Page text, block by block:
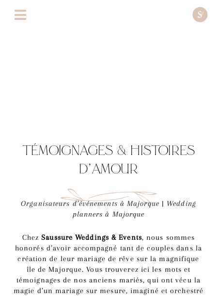
TÉMOIGNAGES & HISTOIRES
D’AMOUR
Organisateurs d’événements à Majorque | Wedding
planners à Majorque
ChezSaussure Weddings & Events, nous sommes
honorés d’avoir accompagné tant de couples dans la
création de leur mariage de rêve sur la magnifique
île de Majorque. Vous trouverez ici les mots et
témoignages de nos anciens mariés, qui ont vécu la
magie d’un mariage sur mesure, imaginé et orchestré